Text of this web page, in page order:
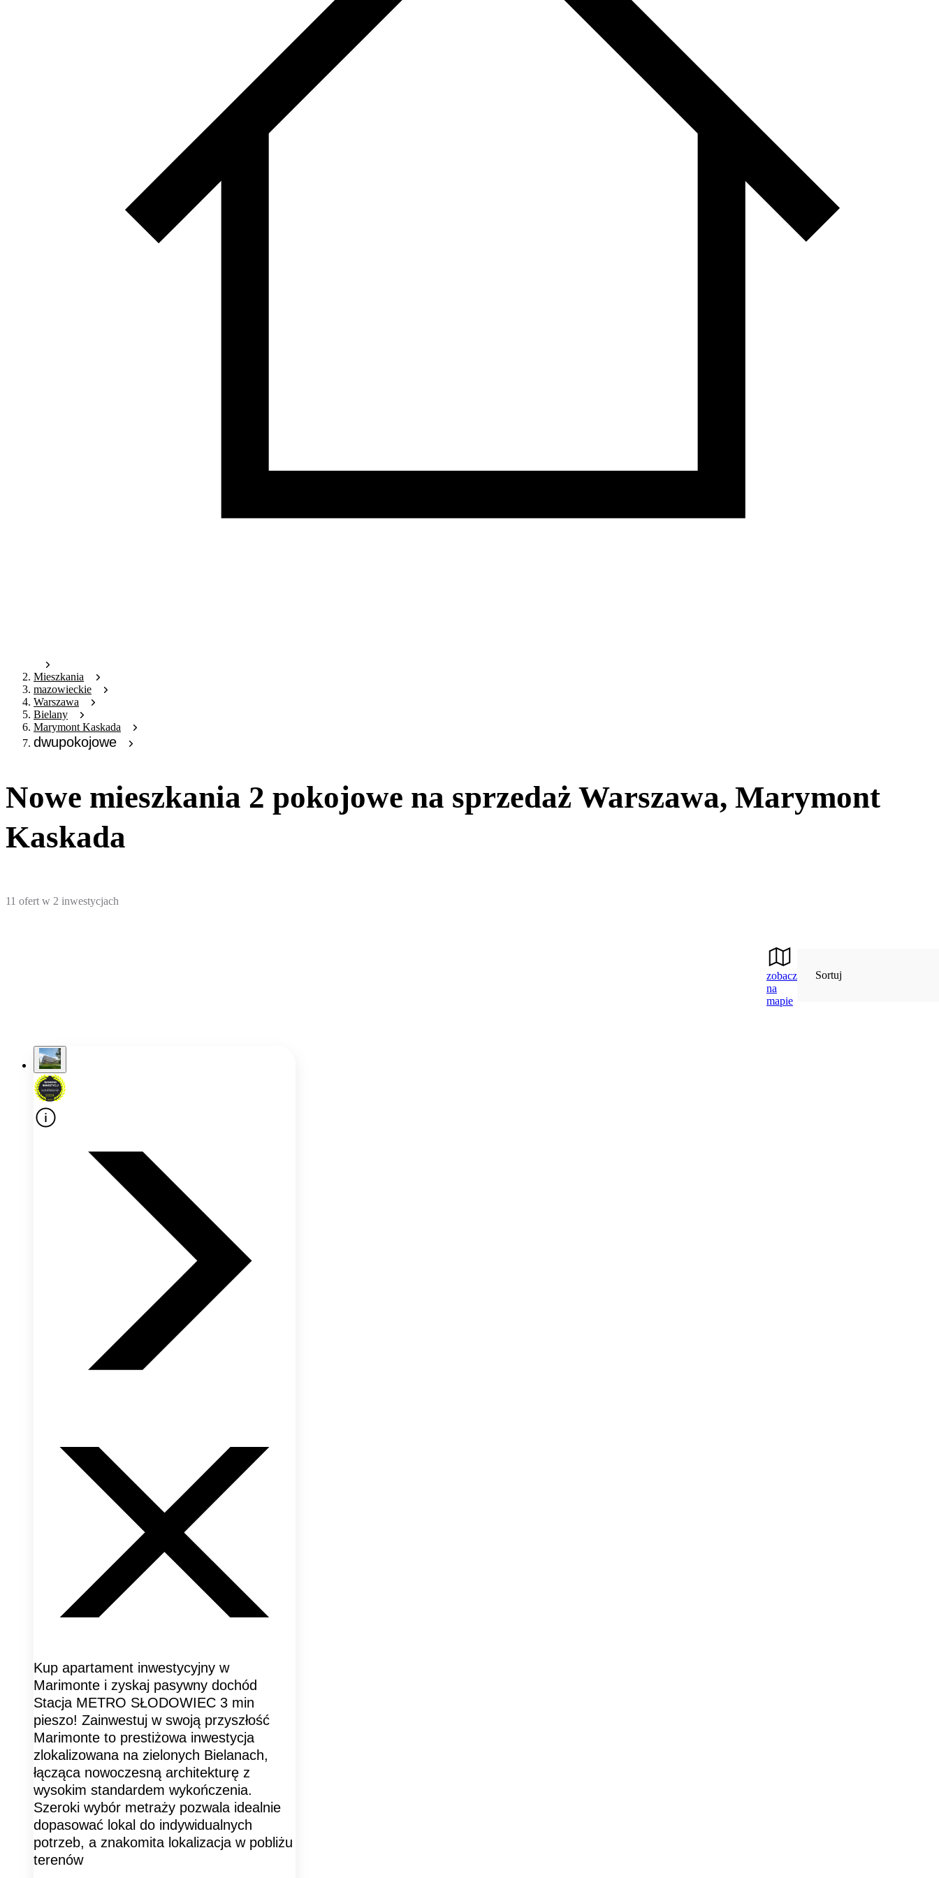
Mieszkania
mazowieckie
Warszawa
Bielany
Marymont Kaskada
dwupokojowe
Nowe mieszkania 2 pokojowe na sprzedaż Warszawa, Marymont
Kaskada
11 ofert w 2 inwestycjach
zobacz
na
mapie
Sortuj
Kup apartament inwestycyjny w
Marimonte i zyskaj pasywny dochód
Stacja METRO SŁODOWIEC 3 min
pieszo! Zainwestuj w swoją przyszłość
Marimonte to prestiżowa inwestycja
zlokalizowana na zielonych Bielanach,
łącząca nowoczesną architekturę z
wysokim standardem wykończenia.
Szeroki wybór metraży pozwala idealnie
dopasować lokal do indywidualnych
potrzeb, a znakomita lokalizacja w pobliżu
terenów